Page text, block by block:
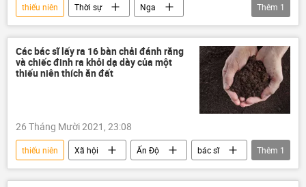
thiếu niên Thời sự
Nga
Ukraina
FSB
Thêm 1
Các bác sĩ lấy ra 16 bàn chải đánh răng
và chiếc đinh ra khỏi dạ dày của một
thiếu niên thích ăn đất
26 Tháng Mười 2021, 23:08
thiếu niên Xã hội Ấn Độ
bác sĩ
đất
Thêm 1